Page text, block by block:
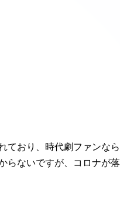
ており、時代劇ファンなら
らないですが、コロナが落